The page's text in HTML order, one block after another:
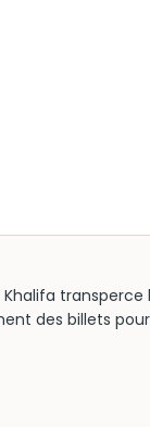
des billets
coucher de
sur Dubaï,